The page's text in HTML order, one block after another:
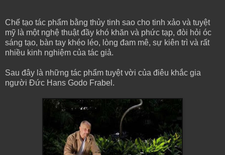
Chế tạo tác phẩm bằng thủy tinh sao cho tinh xảo và tuyệt
mỹ là một nghệ thuật đầy khó khăn và phức tạp, đòi hỏi óc
sáng tạo, bàn tay khéo léo, lòng đam mê, sự kiên trì và rất
nhiều kinh nghiệm của tác giả.
Sau đây là những tác phẩm tuyệt vời của điêu khắc gia
người Đức Hans Godo Frabel.